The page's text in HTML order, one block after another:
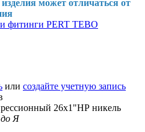
может отличаться от
фитинги PERT TEBO
или создайте учетную запись
26х1"НР никель
Я